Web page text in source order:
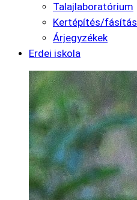
Talajlaboratórium
Kertépítés/fásítás
Árjegyzékek
Erdei iskola